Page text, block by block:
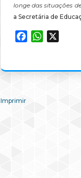
longe das situações
a Secretária de
FacebookWhatsApp
Imprimir